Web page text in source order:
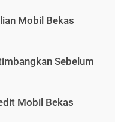
Mobil Bekas
Sebelum
Mobil Bekas